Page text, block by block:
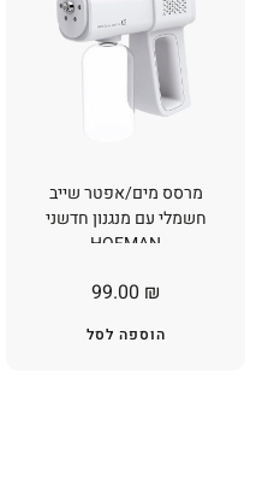
מרסס מים/אפטר שייב
חשמלי עם מנגנון חדשני
HOFMAN
99.00 ₪
הוספה לסל